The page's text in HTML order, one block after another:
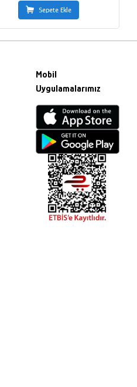
Sepete Ekle
Mobil
Uygulamalarımız